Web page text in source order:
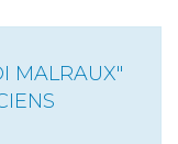
MALRAUX"